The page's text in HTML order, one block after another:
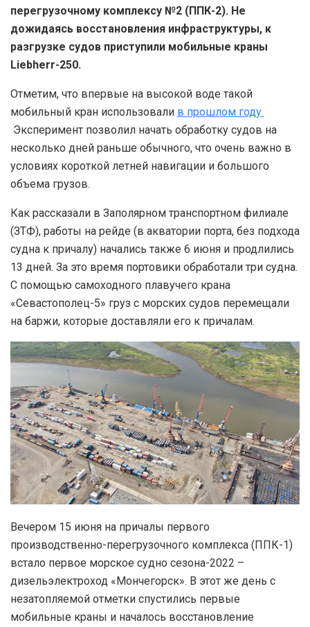
перегрузочному комплексу №2 (ППК-2). Не
дожидаясь восстановления инфраструктуры, к
разгрузке судов приступили мобильные краны
Liebherr-250.
Отметим, что впервые на высокой воде такой
мобильный кран использовали в прошлом году.
Эксперимент позволил начать обработку судов на
несколько дней раньше обычного, что очень важно в
условиях короткой летней навигации и большого
объема грузов.
Как рассказали в Заполярном транспортном филиале
(ЗТФ), работы на рейде (в акватории порта, без подхода
судна к причалу) начались также 6 июня и продлились
13 дней. За это время портовики обработали три судна.
С помощью самоходного плавучего крана
«Севастополец-5» груз с морских судов перемещали
на баржи, которые доставляли его к причалам.
Вечером 15 июня на причалы первого
производственно-перегрузочного комплекса (ППК-1)
встало первое морское судно сезона-2022 –
дизельэлектроход «Мончегорск». В этот же день с
незатопляемой отметки спустились первые
мобильные краны и началось восстановление